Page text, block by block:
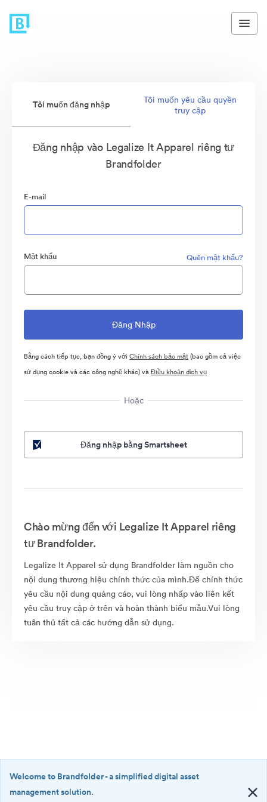
Tôi muốn đăng nhập
Tôi muốn yêu cầu quyền
truy cập
Đăng nhập vào Legalize It Apparel riêng tư
Brandfolder
E-mail
Mật khẩu Quên mật khẩu?
Bằng cách tiếp tục, bạn đồng ý với Chính sách bảo mật(bao gồm cả việc
sử dụng cookie và các công nghệ khác) và Điều khoản dịch vụ
Hoặc
Đăng nhập bằng Smartsheet
Chào mừng đến với Legalize It Apparel riêng
tư Brandfolder.
Legalize It Apparel sử dụng Brandfolder làm nguồn cho
nội dung thương hiệu chính thức của mình.Để chính thức
yêu cầu nội dung quảng cáo, vui lòng nhấp vào liên kết
yêu cầu truy cập ở trên và hoàn thành biểu mẫu.Vui lòng
tuân thủ tất cả các hướng dẫn sử dụng.
Welcome to Brandfolder- a simplified digital asset
management solution.